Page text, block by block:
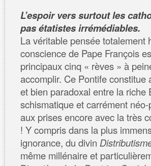
L’espoir vers surtout les
pas étatistes irrémédiables.
La véritable pensée totalement
conscience de Pape François
principaux cinq « rèves » à
accomplir. Ce Pontife
et bien paradoxal entre la
schismatique et carrément
aux prises encore avec la très
! Y compris dans la plus
ignorance, du divin
même millénaire et